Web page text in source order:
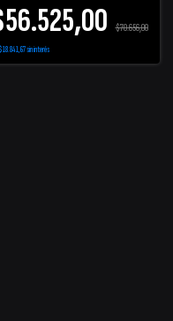
$70.656,00
$18.841,67sin interés